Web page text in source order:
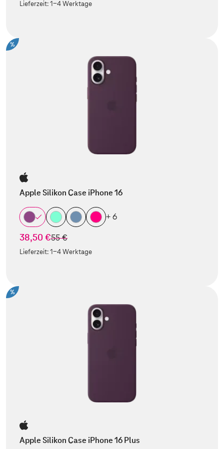
Lieferzeit:1-4 Werktage
%
Apple Silikon Case iPhone 16
+ 6
38,50 €statt
55 €
Lieferzeit:1-4 Werktage
%
Apple Silikon Case iPhone 16 Plus